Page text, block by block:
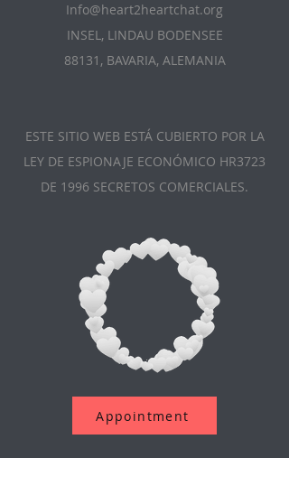
Info@heart2heartchat.org
INSEL, LINDAU BODENSEE
88131, BAVARIA, ALEMANIA
ESTE SITIO WEB ESTÁ CUBIERTO POR LA
LEY DE ESPIONAJE ECONÓMICO HR3723
DE 1996 SECRETOS COMERCIALES.
Appointment